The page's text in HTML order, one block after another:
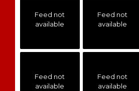
Feed not
available
Feed not
available
Feed not
available
Feed not
available